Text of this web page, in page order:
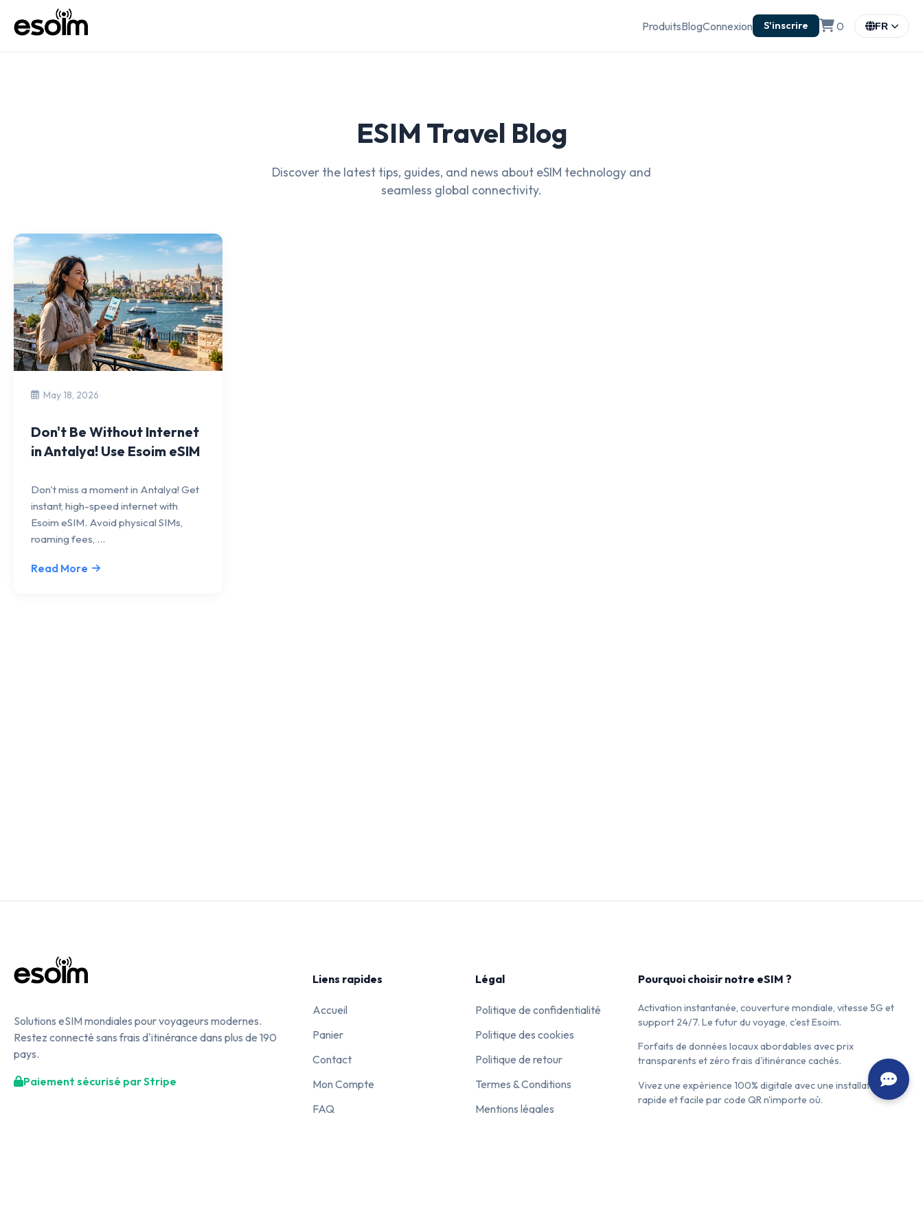
ProduitsBlogConnexion S'inscrire 0 FR
ESIM Travel Blog
Discover the latest tips, guides, and news about eSIM technology and
seamless global connectivity.
May 18, 2026
Don't Be Without Internet
in Antalya! Use Esoim eSIM
Don't miss a moment in Antalya! Get
instant, high-speed internet with
Esoim eSIM. Avoid physical SIMs,
roaming fees, ...
Read More
Solutions eSIM mondiales pour voyageurs modernes.
Restez connecté sans frais d'itinérance dans plus de 190
pays.
Paiement sécurisé par Stripe
Liens rapides
Accueil
Panier
Contact
Mon Compte
FAQ
Légal
Politique de confidentialité
Politique des cookies
Politique de retour
Termes & Conditions
Mentions légales
Pourquoi choisir notre eSIM ?
Activation instantanée, couverture mondiale, vitesse 5G et
support 24/7. Le futur du voyage, c'est Esoim.
Forfaits de données locaux abordables avec prix
transparents et zéro frais d'itinérance cachés.
Vivez une expérience 100% digitale avec une installation
rapide et facile par code QR n'importe où.